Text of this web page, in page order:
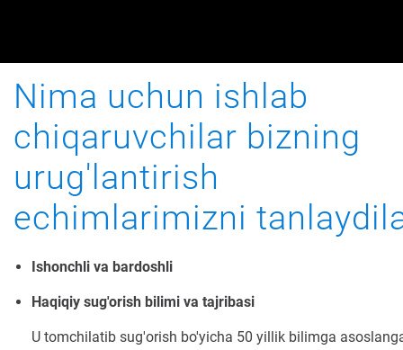
Nima uchun ishlab
chiqaruvchilar bizning
urug'lantirish
echimlarimizni
Ishonchli va bardoshli
Haqiqiy sug'orish bilimi va tajribasi
U tomchilatib sug'orish bo'yicha 50 yillik bilimga